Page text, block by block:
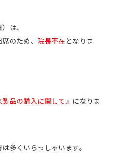
は、
のため、 院長不在となりま
製品の購入に関して』 になりま
多くいらっしゃいます。